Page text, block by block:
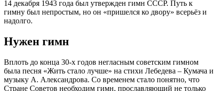
14 декабря 1943 года был утвержден гимн СССР. Путь к
гимну был непростым, но он «пришелся ко двору» всерьёз и
надолго.
Нужен гимн
Вплоть до конца 30-х годов негласным советским гимном
была песня «Жить стало лучше» на стихи Лебедева – Кумача и
музыку А. Александрова. Со временем стало понятно, что
Стране Советов необходим гимн, прославляющий не только